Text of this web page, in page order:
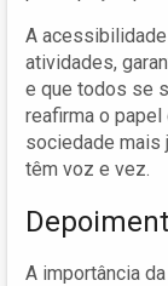
A
atividades,
e que todos se
reafirma o papel
sociedade mais
têm voz e vez.
A importância